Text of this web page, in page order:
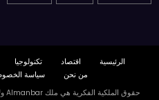
الرئيسية اقتصاد تكنولوجيا
من نحن
سياسة
حقوق الملكية الفكرية هي ملك Almanbar ولا تستخدم إلا بتصريح مسبق | Powered By